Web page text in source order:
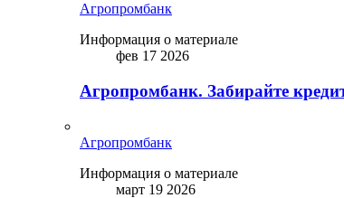
Агропромбанк
Информация о материале
фев 17 2026
Агропромбанк. Забирайте
Агропромбанк
Информация о материале
март 19 2026